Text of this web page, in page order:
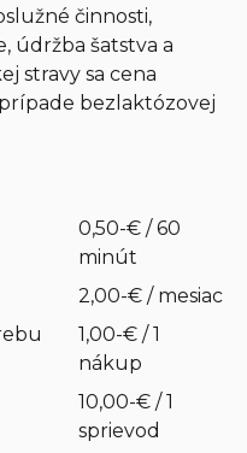
činnosti,
údržba šatstva a
stravy sa cena
bezlaktózovej
0,50-€ / 60
minút
2,00-€ / mesiac
1,00-€ / 1
nákup
10,00-€ / 1
sprievod